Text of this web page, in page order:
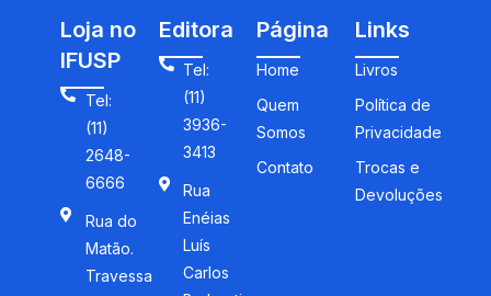
Loja no
IFUSP
Tel:
(11)
2648-
6666
Rua do
Matão.
Travessa
Editora
Tel:
(11)
3936-
3413
Rua
Enéias
Luís
Carlos
Página
Home
Quem
Somos
Contato
Links
Livros
Política de
Privacidade
Trocas e
Devoluções